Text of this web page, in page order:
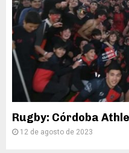
Rugby: Córdoba
12 de agosto de 2023